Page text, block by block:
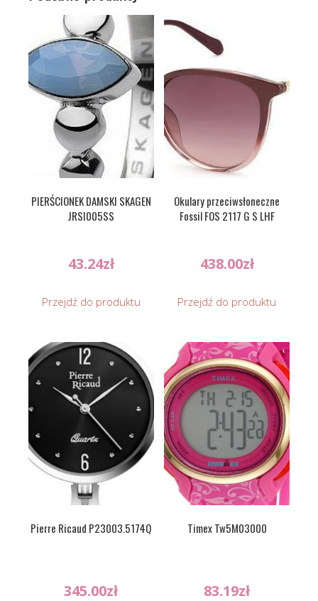
PIERŚCIONEK DAMSKI SKAGEN
JRSI005SS
43.24zł
Przejdź do produktu
Okulary przeciwsłoneczne
Fossil FOS 2117 G S LHF
438.00zł
Przejdź do produktu
Pierre Ricaud P23003.5174Q
345.00zł
Timex Tw5M03000
83.19zł